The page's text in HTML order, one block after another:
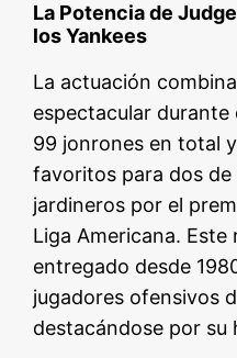
La Potencia de
los Yankees
La actuación
espectacular durante
99 jonrones en total
favoritos para dos
jardineros por el
Liga Americana.
entregado desde
jugadores ofensivos
destacándose por su